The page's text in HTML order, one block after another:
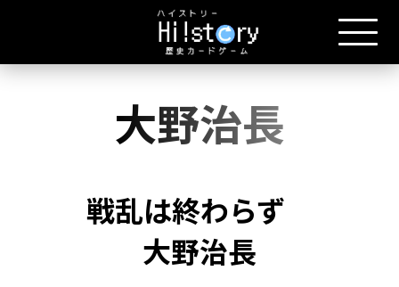
大野治長
戦乱は終わらず
大野治長